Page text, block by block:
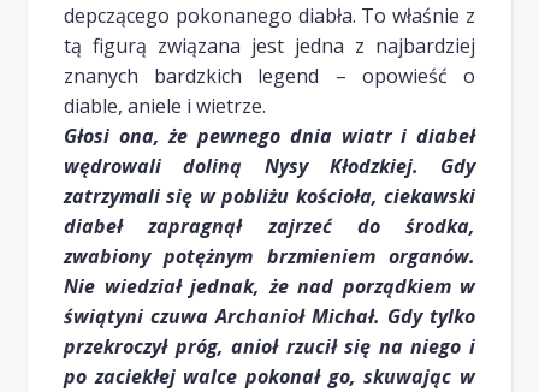
depczącego pokonanego diabła. To właśnie z
tą figurą związana jest jedna z najbardziej
znanych bardzkich legend – opowieść o
diable, aniele i wietrze.
Głosi ona, że pewnego dnia wiatr i diabeł
wędrowali doliną Nysy Kłodzkiej. Gdy
zatrzymali się w pobliżu kościoła, ciekawski
diabeł zapragnął zajrzeć do środka,
zwabiony potężnym brzmieniem organów.
Nie wiedział jednak, że nad porządkiem w
świątyni czuwa Archanioł Michał. Gdy tylko
przekroczył próg, anioł rzucił się na niego i
po zaciekłej walce pokonał go, skuwając w